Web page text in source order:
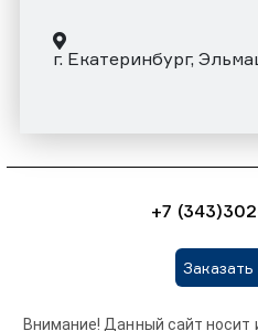
г. Екатеринбург,
+7
Заказать
Внимание! Данный сайт носит